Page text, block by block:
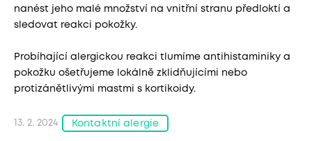
nanést jeho malé množství na vnitřní stranu předloktí a
sledovat reakci pokožky.
Probíhající alergickou reakci tlumíme antihistaminiky a
pokožku ošetřujeme lokálně zklidňujícími nebo
protizánětlivými mastmi s kortikoidy.
13. 2. 2024 Kontaktní alergie